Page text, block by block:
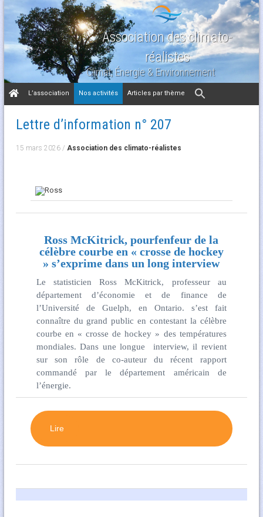
Association des climato-
réalistes
Climat, Énergie & Environnement
Aller
au
L’association Nos activités Articles par thème
Lettre d’information n° 207
15 mars 2026/ Association des climato-réalistes
Ross McKitrick, pourfenfeur de la
célèbre courbe en « crosse de hockey
» s’exprime dans un long interview
Le statisticien Ross McKitrick, professeur au
département d’économie et de finance de
l’Université de Guelph, en Ontario. s’est fait
connaître du grand public en contestant la célèbre
courbe en « crosse de hockey » des températures
mondiales. Dans une longue interview, il revient
sur son rôle de co-auteur du récent rapport
commandé par le département américain de
l’énergie.
Lire